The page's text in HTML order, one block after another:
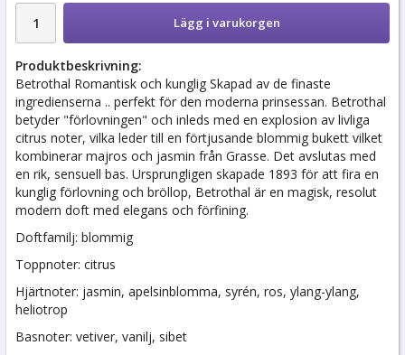
Lägg i varukorgen
Produktbeskrivning:
Betrothal Romantisk och kunglig Skapad av de finaste
ingredienserna .. perfekt för den moderna prinsessan. Betrothal
betyder "förlovningen" och inleds med en explosion av livliga
citrus noter, vilka leder till en förtjusande blommig bukett vilket
kombinerar majros och jasmin från Grasse. Det avslutas med
en rik, sensuell bas. Ursprungligen skapade 1893 för att fira en
kunglig förlovning och bröllop, Betrothal är en magisk, resolut
modern doft med elegans och förfining.
Doftfamilj: blommig
Toppnoter: citrus
Hjärtnoter: jasmin, apelsinblomma, syrén, ros, ylang-ylang,
heliotrop
Basnoter: vetiver, vanilj, sibet